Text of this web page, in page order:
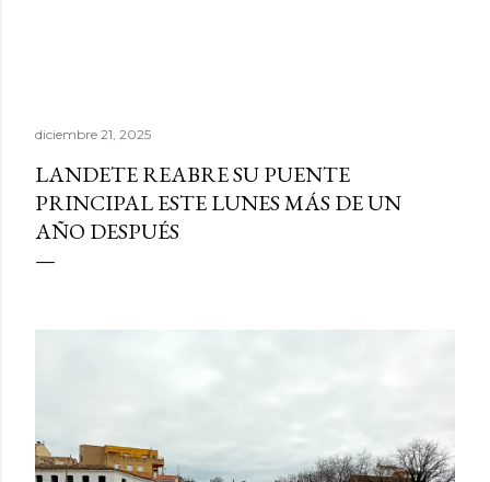
diciembre 21, 2025
LANDETE REABRE SU PUENTE
PRINCIPAL ESTE LUNES MÁS DE UN
AÑO DESPUÉS